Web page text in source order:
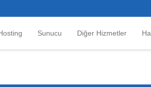
Sunucu Diğer Hizmetler